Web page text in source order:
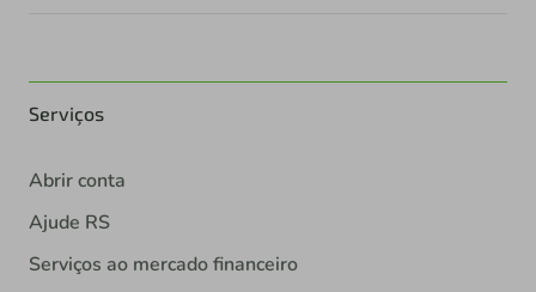
Serviços
Abrir conta
Ajude RS
Serviços ao mercado financeiro